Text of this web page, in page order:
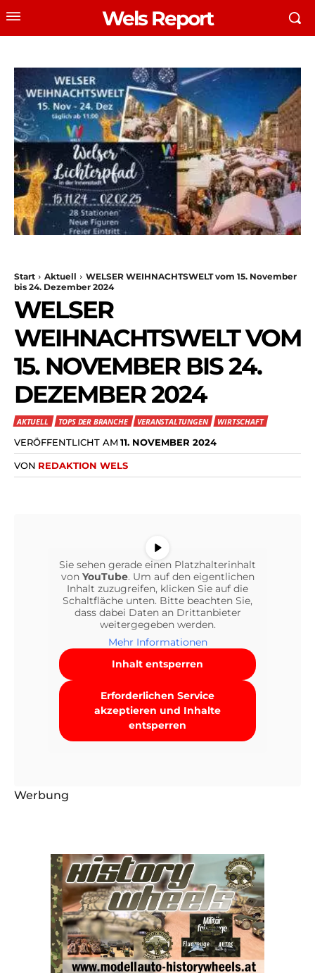
Wels Report
Start Aktuell
WELSER WEIHNACHTSWELT vom 15. November
bis 24. Dezember 2024
WELSER
WEIHNACHTSWELT VOM
15. NOVEMBER BIS 24.
DEZEMBER 2024
AKTUELL TOPS DER BRANCHE VERANSTALTUNGEN WIRTSCHAFT
VERÖFFENTLICHT AM 11. NOVEMBER 2024
VON REDAKTION WELS
Sie sehen gerade einen Platzhalterinhalt
von YouTube. Um auf den eigentlichen
Inhalt zuzugreifen, klicken Sie auf die
Schaltfläche unten. Bitte beachten Sie,
dass dabei Daten an Drittanbieter
weitergegeben werden.
Mehr Informationen
Inhalt entsperren
Erforderlichen Service
akzeptieren und Inhalte
entsperren
Werbung